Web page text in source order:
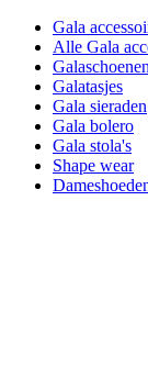
Gala
Alle Gala
Galatasjes
Gala sieraden
Gala bolero
Gala stola's
Shape wear